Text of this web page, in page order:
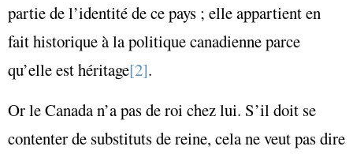
partie de l’identité de ce pays ; elle appartient en
fait historique à la politique canadienne parce
qu’elle est héritage[2].
Or le Canada n’a pas de roi chez lui. S’il doit se
contenter de substituts de reine, cela ne veut pas dire